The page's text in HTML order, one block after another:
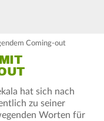
Coming-out
hat sich nach
zu seiner
Worten für